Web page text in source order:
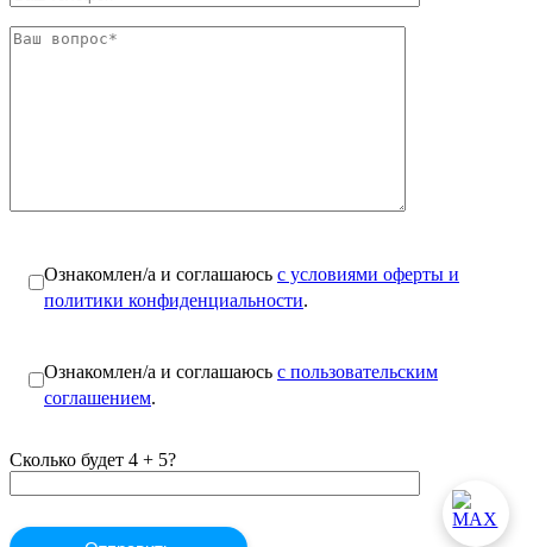
Ознакомлен/а и соглашаюсь с условиями оферты и
политики конфиденциальности.
Ознакомлен/а и соглашаюсь с пользовательским
соглашением.
Сколько будет 4 + 5?